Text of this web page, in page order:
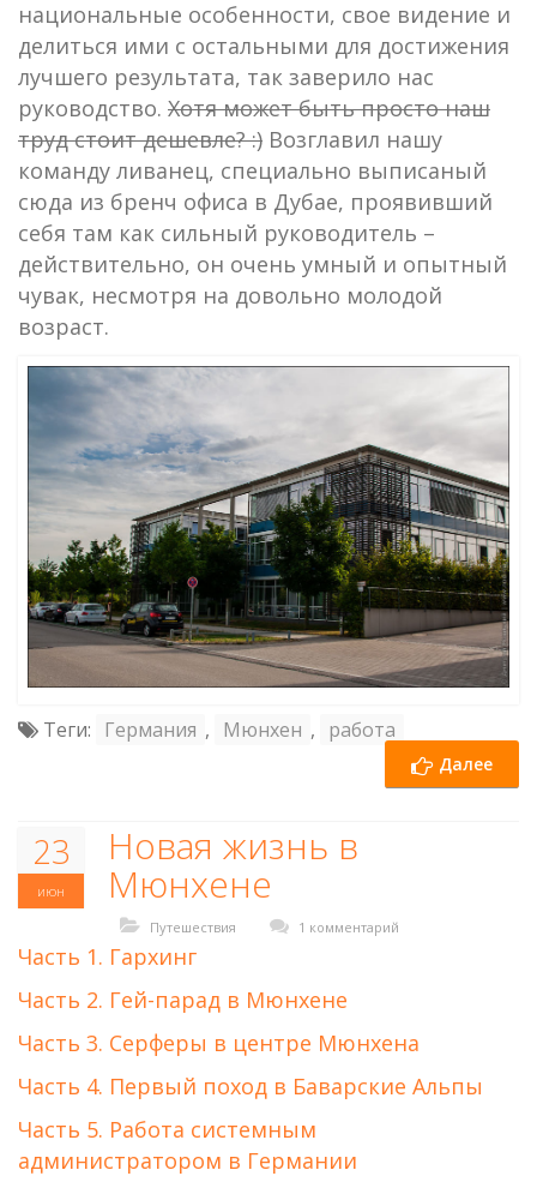
национальные особенности, свое видение и
делиться ими с остальными для достижения
лучшего результата, так заверило нас
руководство. Хотя может быть просто наш
труд стоит дешевле? :) Возглавил нашу
команду ливанец, специально выписаный
сюда из бренч офиса в Дубае, проявивший
себя там как сильный руководитель –
действительно, он очень умный и опытный
чувак, несмотря на довольно молодой
возраст.
Теги: Германия , Мюнхен , работа
Далее
23
июн
Новая жизнь в
Мюнхене
Путешествия 1 комментарий
Часть 1. Гархинг
Часть 2. Гей-парад в Мюнхене
Часть 3. Серферы в центре Мюнхена
Часть 4. Первый поход в Баварские Альпы
Часть 5. Работа системным
администратором в Германии